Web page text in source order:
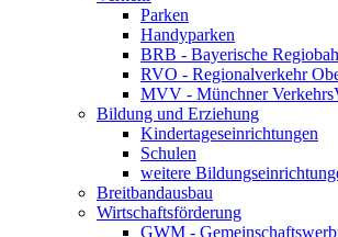
Parken
Handyparken
BRB - Bayerische
RVO - Regionalverkehr
MVV - Münchner
Bildung und Erziehung
Kindertageseinrichtungen
Schulen
weitere
Breitbandausbau
Wirtschaftsförderung
GWM -